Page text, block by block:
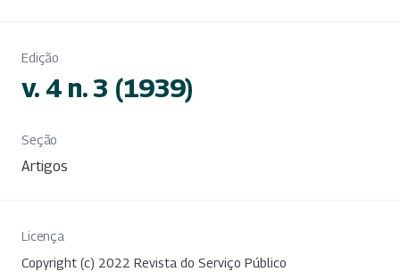
Edição
v. 4 n. 3 (1939)
Seção
Artigos
Licença
Copyright (c) 2022 Revista do Serviço Público